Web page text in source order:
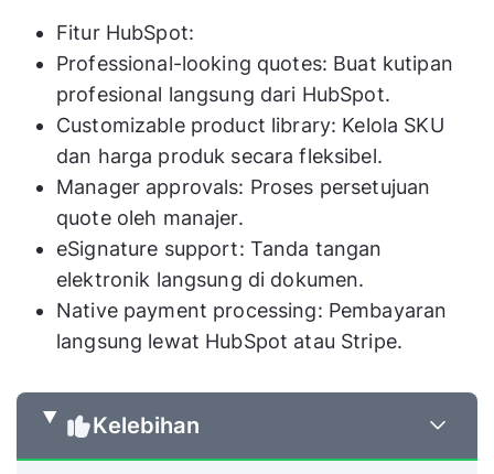
Fitur HubSpot:
Professional-looking quotes: Buat kutipan
profesional langsung dari HubSpot.
Customizable product library: Kelola SKU
dan harga produk secara fleksibel.
Manager approvals: Proses persetujuan
quote oleh manajer.
eSignature support: Tanda tangan
elektronik langsung di dokumen.
Native payment processing: Pembayaran
langsung lewat HubSpot atau Stripe.
Kelebihan